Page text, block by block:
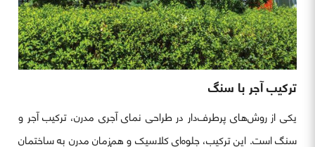
ترکیب آجر با سنگ
یکی از روش‌های پرطرف‌دار در طراحی نمای آجری مدرن، ترکیب آجر و
سنگ است. این ترکیب، جلوه‌ای کلاسیک و هم‌زمان مدرن به ساختمان